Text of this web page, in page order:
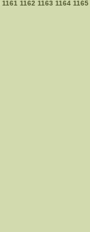
1161 1162 1163 1164 1165